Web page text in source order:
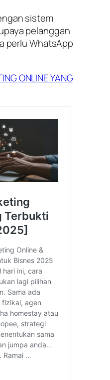
sistem
pelanggan
perlu WhatsApp
ONLINE YANG